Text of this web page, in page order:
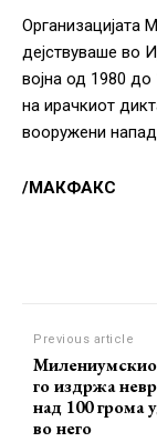
Организацијата
дејствуваше во
војна од 1980
на ирачкиот
вооружени
/МАКФАКС
Previous article
го издржа
над 100 грома
во него